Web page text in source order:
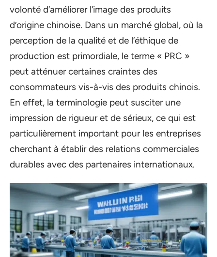
volonté d’améliorer l’image des produits
d’origine chinoise. Dans un marché global, où la
perception de la qualité et de l’éthique de
production est primordiale, le terme « PRC »
peut atténuer certaines craintes des
consommateurs vis-à-vis des produits chinois.
En effet, la terminologie peut susciter une
impression de rigueur et de sérieux, ce qui est
particulièrement important pour les entreprises
cherchant à établir des relations commerciales
durables avec des partenaires internationaux.